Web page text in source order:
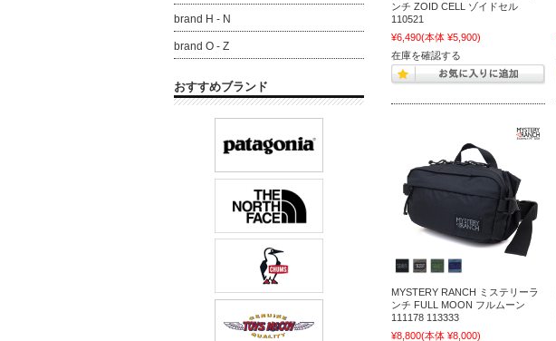
ンチ ZOID CELL ゾイドセル
110521
¥6,490(本体 ¥5,900)
在庫を確認する
MYSTERY RANCH ミステリーラ
ンチ FULL MOON フルムーン
111178 113333
¥8,800(本体 ¥8,000)
brand H - N
brand O - Z
おすすめブランド